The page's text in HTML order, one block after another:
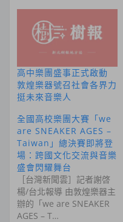
高中樂團盛事正式啟動
敦煌樂器號召社會各界力
挺未來音樂人
全國高校樂團大賽「we
are SNEAKER AGES –
Taiwan」總決賽即將登
場：跨國文化交流與音樂
盛會閃耀舞台
［台灣新聞雲］記者謝啓
楊/台北報導 由敦煌樂器主
辦的「we are SNEAKER
AGES – T…